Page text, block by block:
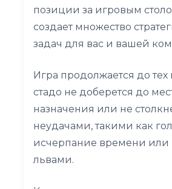
позиции за игровым
создает множество
задач для вас и вашей
Игра продолжается до тех
стадо не доберется до
назначения или не
неудачами, такими как
исчерпание времени или
львами.